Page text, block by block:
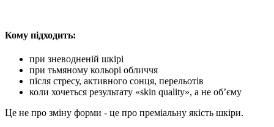
Кому підходить:
при зневодненій шкірі
при тьмяному кольорі обличчя
після стресу, активного сонця, перельотів
коли хочеться результату «skin quality», а не обʼєму
Це не про зміну форми - це про преміальну якість шкіри.